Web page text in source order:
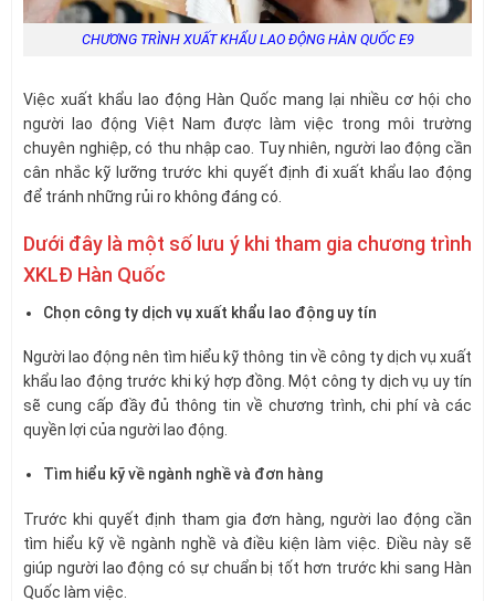
CHƯƠNG TRÌNH XUẤT KHẨU LAO ĐỘNG HÀN QUỐC E9
Việc xuất khẩu lao động Hàn Quốc mang lại nhiều cơ hội cho
người lao động Việt Nam được làm việc trong môi trường
chuyên nghiệp, có thu nhập cao. Tuy nhiên, người lao động cần
cân nhắc kỹ lưỡng trước khi quyết định đi xuất khẩu lao động
để tránh những rủi ro không đáng có.
Dưới đây là một số lưu ý khi tham gia chương trình
XKLĐ Hàn Quốc
Chọn công ty dịch vụ xuất khẩu lao động uy tín
Người lao động nên tìm hiểu kỹ thông tin về công ty dịch vụ xuất
khẩu lao động trước khi ký hợp đồng. Một công ty dịch vụ uy tín
sẽ cung cấp đầy đủ thông tin về chương trình, chi phí và các
quyền lợi của người lao động.
Tìm hiểu kỹ về ngành nghề và đơn hàng
Trước khi quyết định tham gia đơn hàng, người lao động cần
tìm hiểu kỹ về ngành nghề và điều kiện làm việc. Điều này sẽ
giúp người lao động có sự chuẩn bị tốt hơn trước khi sang Hàn
Quốc làm việc.